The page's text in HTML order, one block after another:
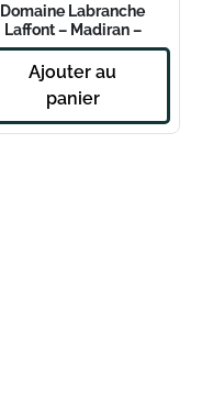
Domaine Labranche
Laffont – Madiran –
Tradition 2021
Ajouter au
panier